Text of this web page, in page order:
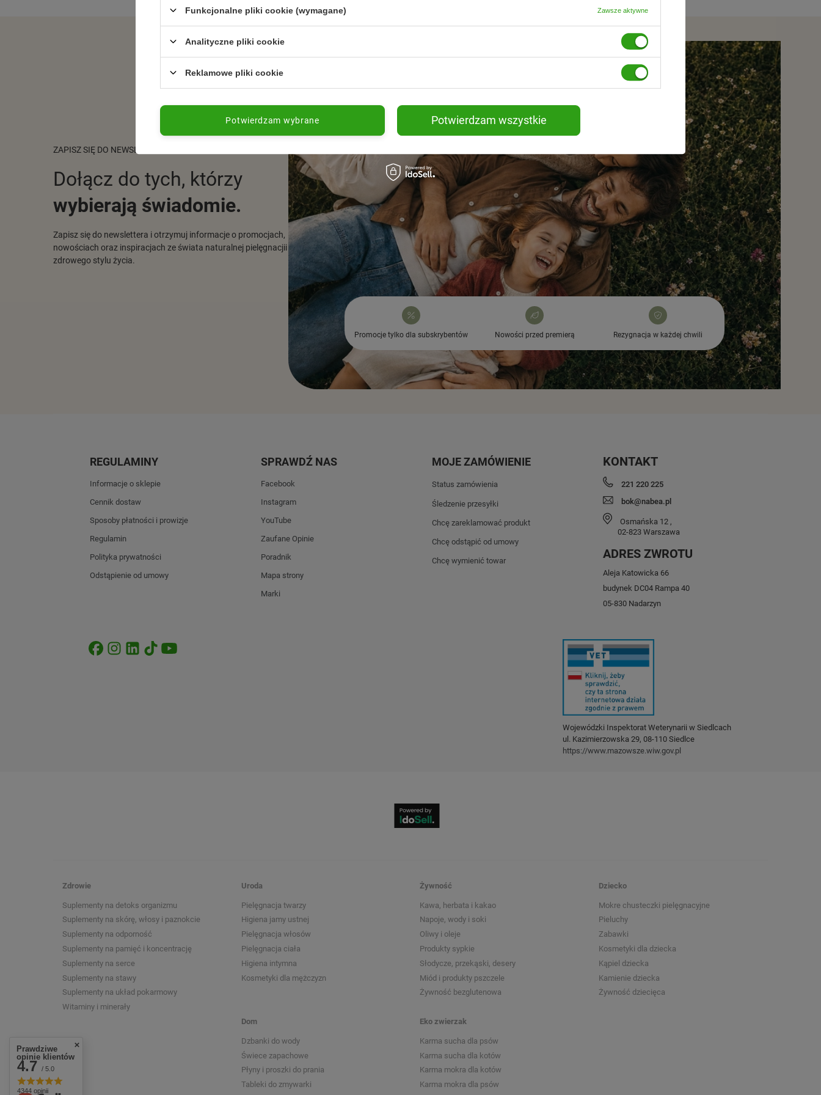
✅ Podawać w temperaturze pokojowej, zapewnić świeżą wodę
✔️ Po otwarciu przechowywać w lodówce i zużyć w kilka dni
Karma z ryb, krewetek i małży – bogata w białko i kwasy omega-3, wspiera odporność, sierść i stawy kota.
ZAPISZ SIĘ DO NEWSLETTERA
Dołącz do tych, którzy
wybierają świadomie.
Zapisz się do newslettera i otrzymuj informacje o promocjach,
nowościach oraz inspiracjach ze świata naturalnej pielęgnacjii
zdrowego stylu życia.
Promocje tylko dla subskrybentów Nowości przed premierą Rezygnacja w każdej chwili
REGULAMINY
Informacje o sklepie
Cennik dostaw
Sposoby płatności i prowizje
Regulamin
Polityka prywatności
Odstąpienie od umowy
SPRAWDŹ NAS
Facebook
Instagram
YouTube
Zaufane Opinie
Poradnik
Mapa strony
Marki
MOJE ZAMÓWIENIE
Status zamówienia
Śledzenie przesyłki
Chcę zareklamować produkt
Chcę odstąpić od umowy
Chcę wymienić towar
KONTAKT
221 220 225
bok@nabea.pl
Osmańska 12 ,
02-823 Warszawa
ADRES ZWROTU
Aleja Katowicka 66
budynek DC04 Rampa 40
05-830 Nadarzyn
Wojewódzki Inspektorat Weterynarii w Siedlcach
ul. Kazimierzowska 29, 08-110 Siedlce
https://www.mazowsze.wiw.gov.pl
Zdrowie
Suplementy na detoks organizmu
Suplementy na skórę, włosy i paznokcie
Suplementy na odporność
Suplementy na pamięć i koncentrację
Suplementy na serce
Suplementy na stawy
Suplementy na układ pokarmowy
Witaminy i minerały
Uroda
Pielęgnacja twarzy
Higiena jamy ustnej
Pielęgnacja włosów
Pielęgnacja ciała
Higiena intymna
Kosmetyki dla mężczyzn
Żywność
Kawa, herbata i kakao
Napoje, wody i soki
Oliwy i oleje
Produkty sypkie
Słodycze, przekąski, desery
Miód i produkty pszczele
Żywność bezglutenowa
Dziecko
Mokre chusteczki pielęgnacyjne
Pieluchy
Zabawki
Kosmetyki dla dziecka
Kąpiel dziecka
Kamienie dziecka
Żywność dziecięca
Dom
Dzbanki do wody
Świece zapachowe
Płyny i proszki do prania
Tableki do zmywarki
Eko zwierzak
Karma sucha dla psów
Karma sucha dla kotów
Karma mokra dla kotów
Karma mokra dla psów
Prawdziwe
opinie klientów
4.7 / 5.0
4344 opinii
Funkcjonalne pliki cookie (wymagane) Zawsze aktywne
Analityczne pliki cookie
Reklamowe pliki cookie
Potwierdzam wybrane Potwierdzam wszystkie